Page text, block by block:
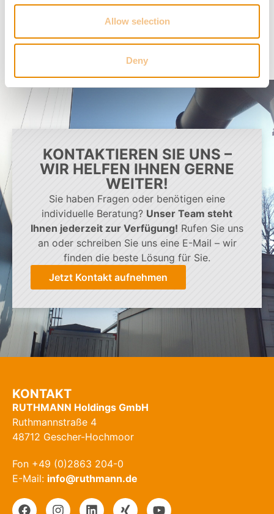
Allow selection
Deny
KONTAKTIEREN SIE UNS –
WIR HELFEN IHNEN GERNE
WEITER!
Sie haben Fragen oder benötigen eine
individuelle Beratung? Unser Team steht
Ihnen jederzeit zur Verfügung! Rufen Sie uns
an oder schreiben Sie uns eine E-Mail – wir
finden die beste Lösung für Sie.
Jetzt Kontakt aufnehmen
KONTAKT
RUTHMANN Holdings GmbH
Ruthmannstraße 4
48712 Gescher-Hochmoor
Fon +49 (0)2863 204-0
E-Mail: info@ruthmann.de